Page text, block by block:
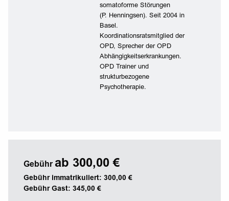
somatoforme Störungen
(P. Henningsen). Seit 2004 in
Basel.
Koordinationsratsmitglied der
OPD, Sprecher der OPD
Abhängigkeitserkrankungen.
OPD Trainer und
strukturbezogene
Psychotherapie.
Gebühr ab 300,00 €
Gebühr immatrikuliert: 300,00 €
Gebühr Gast: 345,00 €